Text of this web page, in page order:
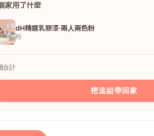
家用了什麼
dH精選乳膠漆·兩人兩色粉
粉
合計
把這組帶回家